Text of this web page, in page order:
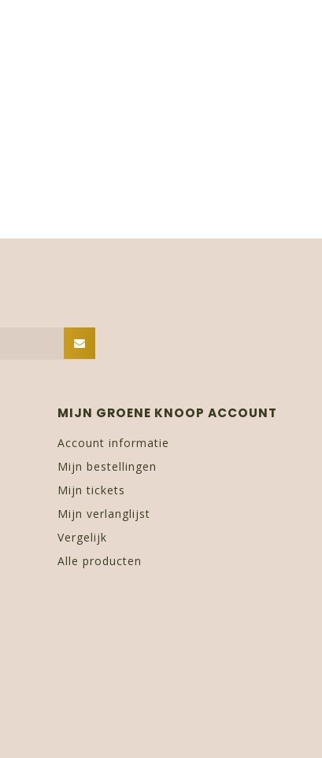
MIJN GROENE KNOOP ACCOUNT
Account informatie
Mijn bestellingen
Mijn tickets
Mijn verlanglijst
Vergelijk
Alle producten